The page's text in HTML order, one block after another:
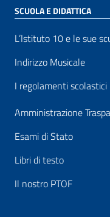
SCUOLA E DIDATTICA
L’Istituto 10 e le sue
Indirizzo Musicale
I regolamenti scolastici
Amministrazione
Esami di Stato
Libri di testo
Il nostro PTOF